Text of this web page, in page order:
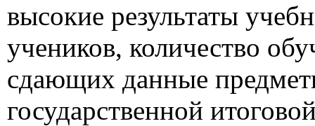
высокие результаты
учеников, количество
сдающих данные
государственной